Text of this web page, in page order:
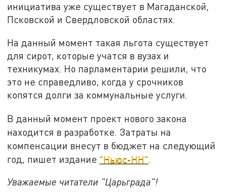
инициатива уже существует в Магаданской,
Псковской и Свердловской областях.
На данный момент такая льгота существует
для сирот, которые учатся в вузах и
техникумах. Но парламентарии решили, что
это не справедливо, когда у срочников
копятся долги за коммунальные услуги.
В данный момент проект нового закона
находится в разработке. Затраты на
компенсации внесут в бюджет на следующий
год, пишет издание "Ньюс-НН"
Уважаемые читатели "Царьграда"!